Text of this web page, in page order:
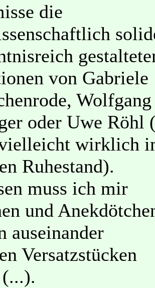
die
von Gabriele
Wolfgang
oder Uwe Röhl
wirklich
Ruhestand).
muss ich mir
und
auseinander
Versatzstücken